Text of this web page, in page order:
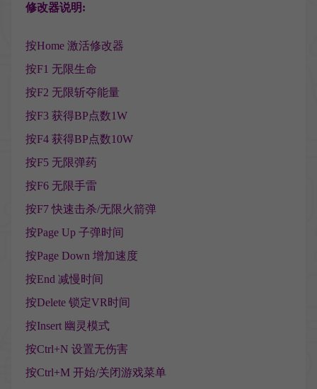
修改器说明:
按Home 激活修改器
按F1 无限生命
按F2 无限斩夺能量
按F3 获得BP点数1W
按F4 获得BP点数10W
按F5 无限弹药
按F6 无限手雷
按F7 快速击杀/无限火箭弹
按Page Up 子弹时间
按Page Down 增加速度
按End 减慢时间
按Delete 锁定VR时间
按Insert 幽灵模式
按Ctrl+N 设置无伤害
按Ctrl+M 开始/关闭游戏菜单